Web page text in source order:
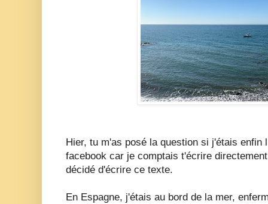
Hier, tu m'as posé la question si j'étais enfin
facebook car je comptais t'écrire
décidé d'écrire ce texte.
En Espagne, j'étais au bord de la mer,